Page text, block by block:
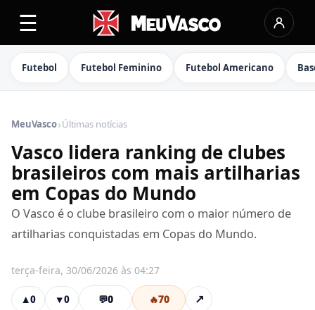
☰
Futebol Futebol Feminino Futebol Americano
MeuVasco›Últimas notícias
Vasco lidera ranking de clubes
brasileiros com mais artilharias
em Copas do Mundo
O Vasco é o clube brasileiro com o maior número de
artilharias conquistadas em Copas do Mundo.
terça-feira, 30/06/2026 às 04:27
▲0 ▼0 💬0 🔥70 ↗